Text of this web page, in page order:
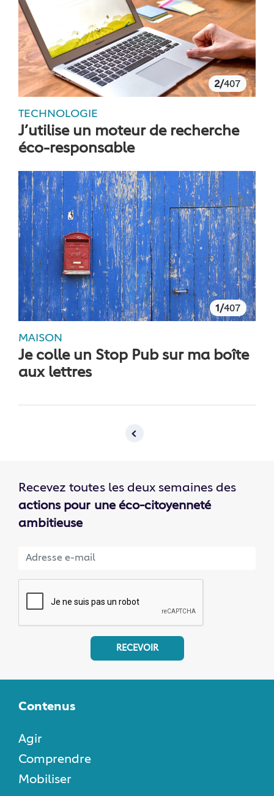
2/407
TECHNOLOGIE
J’utilise un moteur de recherche
éco-responsable
1/407
MAISON
Je colle un Stop Pub sur ma boîte
aux lettres
Recevez toutes les deux semaines des
actions pour une éco-citoyenneté
ambitieuse
RECEVOIR
Contenus
Agir
Comprendre
Mobiliser